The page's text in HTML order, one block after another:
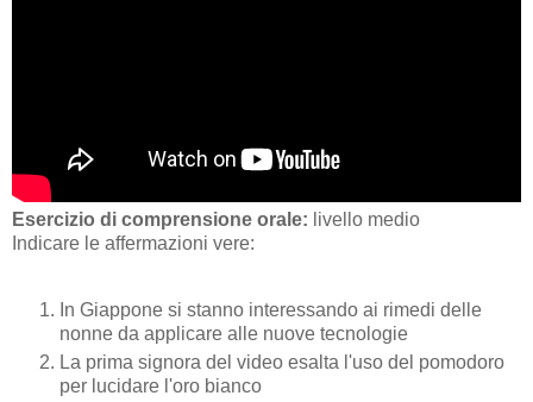
Esercizio di comprensione orale: livello medio
Indicare le affermazioni vere:
In Giappone si stanno interessando ai rimedi delle
nonne da applicare alle nuove tecnologie
La prima signora del video esalta l'uso del pomodoro
per lucidare l'oro bianco